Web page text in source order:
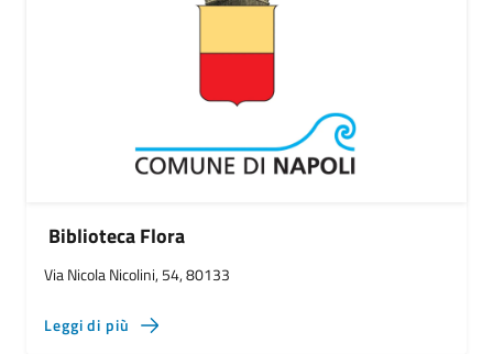
Biblioteca Flora
Via Nicola Nicolini, 54, 80133
Leggi di più